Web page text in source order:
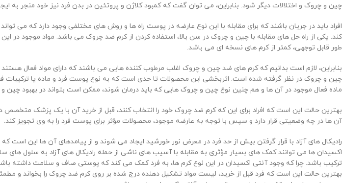
چین و چروک و اختلالات دیگر شود. بنابراین، می توان گفت که کمبود کلاژن و پروتئین در بدن فرد نیز خود منجر به
افراد باید در جریان باشند که برای مقابله با این نوع عارضه در پوست راه ها و روش های مختلفی وجود دارد
کند. یکی از راه حل های مقابله با چین و چروک در سن بالا، استفاده کردن از کرم ضد چروک می باشد. مواد موجود
طور قابل توجهی، کمتر از کرم های نسخه ای می باشد.
بنابراین، لازم است بدانیم که کرم های ضد چین و چروک اغلب مرطوب کننده هایی می باشند که دارای مواد فعال
چین و چروک در نظر گرفته شده است. اثربخشی این محصولات تا حدی است که به نوع پوست فرد و ماده یا ترکیبات
ماده فعال موجود در آن ها و هم چنین نوع چین و چروک هایی که باید درمان شوند، ممکن است بتواند در بهبود چین
بهترین حالت این است که افراد برای این که کرم ضد چروک خود را انتخاب کنند، قبل از خرید آن با یک پزشک
آن ها در چه وضعیتی قرار دارد و سپس با توجه به عارضه موجود، محصولات مؤثر برای پوست فرد را به وی تجویز کند.
رادیکال های آزاد با قرار گرفتن بیش از حد فرد در معرض نور خورشید ایجاد می شوند و از پیامدهای آن ها این
اکسیدان ها می توانند کمک های بسیار مؤثری به مقابله با آسیب های ناشی از حمله رادیکال های آزاد به سلول های
ترکیب باشد. چرا که وجود آنتی اکسیدان در این نوع کرم ها، به فرد کمک می کند که پوستی صاف و سلامت داشته